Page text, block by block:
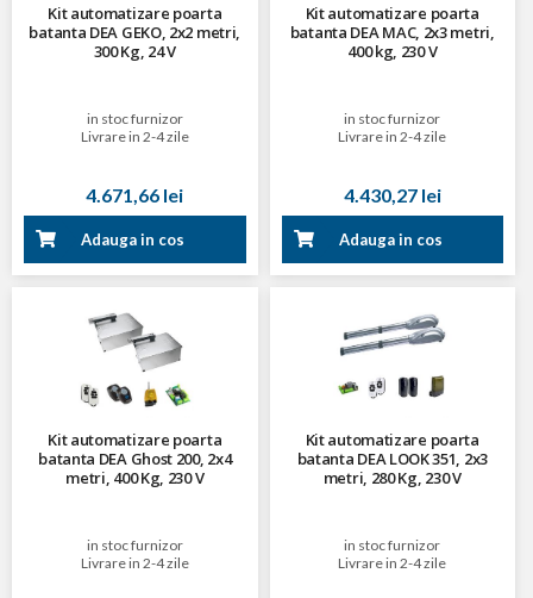
Kit automatizare poarta
batanta DEA GEKO, 2x2 metri,
300 Kg, 24 V
in stoc furnizor
Livrare in 2-4 zile
4.671,66 lei
Adauga in cos
Kit automatizare poarta
batanta DEA MAC, 2x3 metri,
400 kg, 230 V
in stoc furnizor
Livrare in 2-4 zile
4.430,27 lei
Adauga in cos
Kit automatizare poarta
batanta DEA Ghost 200, 2x4
metri, 400 Kg, 230 V
in stoc furnizor
Livrare in 2-4 zile
Kit automatizare poarta
batanta DEA LOOK 351, 2x3
metri, 280 Kg, 230 V
in stoc furnizor
Livrare in 2-4 zile